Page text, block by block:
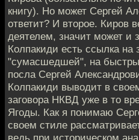
книгу). Но может Сергей
ответит? И второе. Киров
деятелем, значит может и
Колпакиди есть ссылка на
"сумасшедшей", на
посла Сергей
Колпакиди выводит в
заговора НКВД уже в то
Ягоды. Как я понимаю
своем стиле